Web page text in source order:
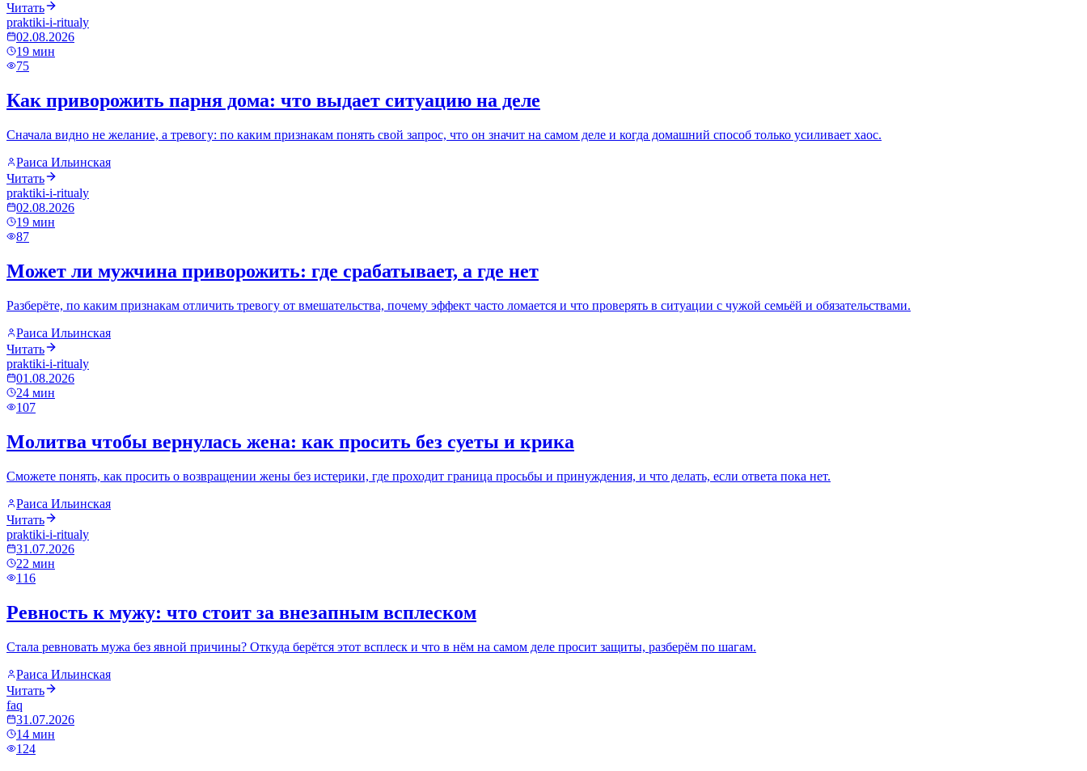
Читать
praktiki-i-ritualy
02.08.2026
19 мин
75
Как приворожить парня дома: что выдает ситуацию на деле
Сначала видно не желание, а тревогу: по каким признакам понять свой запрос, что он значит на самом деле и когда домашний способ только усиливает хаос.
Раиса Ильинская
Читать
praktiki-i-ritualy
02.08.2026
19 мин
87
Может ли мужчина приворожить: где срабатывает, а где нет
Разберёте, по каким признакам отличить тревогу от вмешательства, почему эффект часто ломается и что проверять в ситуации с чужой семьёй и обязательствами.
Раиса Ильинская
Читать
praktiki-i-ritualy
01.08.2026
24 мин
107
Молитва чтобы вернулась жена: как просить без суеты и крика
Сможете понять, как просить о возвращении жены без истерики, где проходит граница просьбы и принуждения, и что делать, если ответа пока нет.
Раиса Ильинская
Читать
praktiki-i-ritualy
31.07.2026
22 мин
116
Ревность к мужу: что стоит за внезапным всплеском
Стала ревновать мужа без явной причины? Откуда берётся этот всплеск и что в нём на самом деле просит защиты, разберём по шагам.
Раиса Ильинская
Читать
faq
31.07.2026
14 мин
124